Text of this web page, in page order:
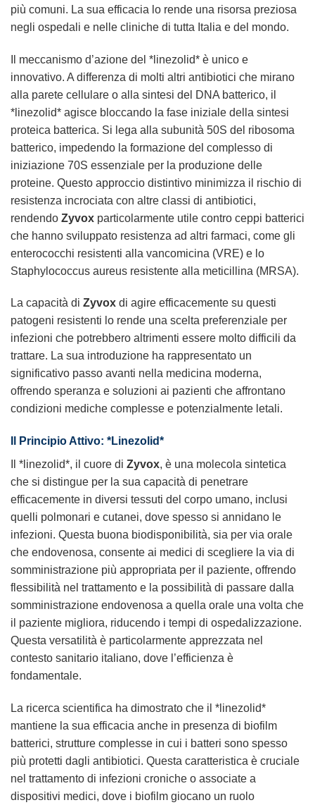
più comuni. La sua efficacia lo rende una risorsa preziosa
negli ospedali e nelle cliniche di tutta Italia e del mondo.
Il meccanismo d’azione del *linezolid* è unico e
innovativo. A differenza di molti altri antibiotici che mirano
alla parete cellulare o alla sintesi del DNA batterico, il
*linezolid* agisce bloccando la fase iniziale della sintesi
proteica batterica. Si lega alla subunità 50S del ribosoma
batterico, impedendo la formazione del complesso di
iniziazione 70S essenziale per la produzione delle
proteine. Questo approccio distintivo minimizza il rischio di
resistenza incrociata con altre classi di antibiotici,
rendendo Zyvox particolarmente utile contro ceppi batterici
che hanno sviluppato resistenza ad altri farmaci, come gli
enterococchi resistenti alla vancomicina (VRE) e lo
Staphylococcus aureus resistente alla meticillina (MRSA).
La capacità di Zyvox di agire efficacemente su questi
patogeni resistenti lo rende una scelta preferenziale per
infezioni che potrebbero altrimenti essere molto difficili da
trattare. La sua introduzione ha rappresentato un
significativo passo avanti nella medicina moderna,
offrendo speranza e soluzioni ai pazienti che affrontano
condizioni mediche complesse e potenzialmente letali.
Il Principio Attivo: *Linezolid*
Il *linezolid*, il cuore di Zyvox, è una molecola sintetica
che si distingue per la sua capacità di penetrare
efficacemente in diversi tessuti del corpo umano, inclusi
quelli polmonari e cutanei, dove spesso si annidano le
infezioni. Questa buona biodisponibilità, sia per via orale
che endovenosa, consente ai medici di scegliere la via di
somministrazione più appropriata per il paziente, offrendo
flessibilità nel trattamento e la possibilità di passare dalla
somministrazione endovenosa a quella orale una volta che
il paziente migliora, riducendo i tempi di ospedalizzazione.
Questa versatilità è particolarmente apprezzata nel
contesto sanitario italiano, dove l’efficienza è
fondamentale.
La ricerca scientifica ha dimostrato che il *linezolid*
mantiene la sua efficacia anche in presenza di biofilm
batterici, strutture complesse in cui i batteri sono spesso
più protetti dagli antibiotici. Questa caratteristica è cruciale
nel trattamento di infezioni croniche o associate a
dispositivi medici, dove i biofilm giocano un ruolo